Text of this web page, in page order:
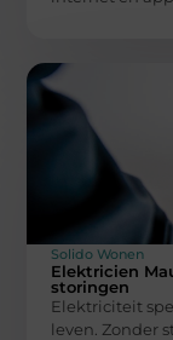
Solido Wonen
Elektricien
storingen
Elektriciteit
leven. Zonder